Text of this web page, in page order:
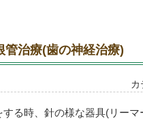
管治療(歯の神経治療)
カ
る時、針の様な器具(リーマ